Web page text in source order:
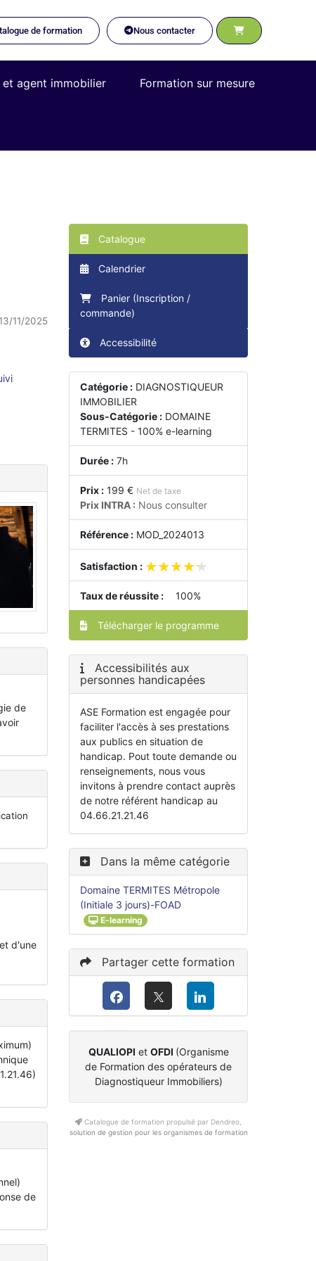
de formation Nous contacter
et agent immobilier Formation sur mesure
13/11/2025
de
d'une
de
Catalogue
Calendrier
Panier (Inscription /
commande)
Accessibilité
Catégorie : DIAGNOSTIQUEUR
IMMOBILIER
Sous-Catégorie : DOMAINE
TERMITES - 100% e-learning
Durée : 7h
Prix : 199 € Net de taxe
Prix INTRA : Nous consulter
Référence : MOD_2024013
Satisfaction : ★★★★★
★★★★★
Taux de réussite : 100%
Télécharger le programme
Accessibilités aux
personnes handicapées
ASE Formation est engagée pour
faciliter l'accès à ses prestations
aux publics en situation de
handicap. Pout toute demande ou
renseignements, nous vous
invitons à prendre contact auprès
de notre référent handicap au
04.66.21.21.46
Dans la même catégorie
Domaine TERMITES Métropole
(Initiale 3 jours)-FOAD
E-learning
Partager cette formation
QUALIOPI et OFDI (Organisme
de Formation des opérateurs de
Diagnostiqueur Immobiliers)
Catalogue de formation propulsé par Dendreo,
solution de gestion pour les organismes de formation